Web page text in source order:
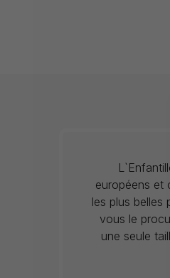
européens et
les plus belles
vous le
une seule